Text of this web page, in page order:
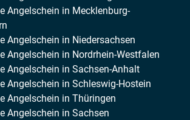
Angelschein in Mecklenburg-
Angelschein in Niedersachsen
Angelschein in Nordrhein-Westfalen
Angelschein in Sachsen-Anhalt
Angelschein in Schleswig-Hostein
Angelschein in Thüringen
Angelschein in Sachsen